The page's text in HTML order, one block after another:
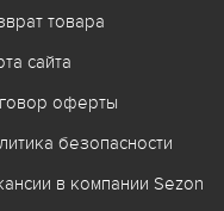
товара
сайта
оферты
безопасности
в компании Sezon